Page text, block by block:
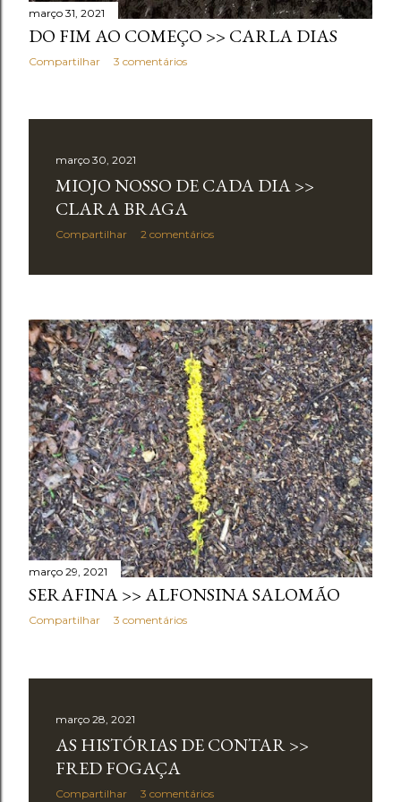
março 31, 2021
DO FIM AO COMEÇO >> CARLA DIAS
Compartilhar 3 comentários
março 30, 2021
MIOJO NOSSO DE CADA DIA >>
CLARA BRAGA
Compartilhar 2 comentários
março 29, 2021
SERAFINA >> ALFONSINA SALOMÃO
Compartilhar 3 comentários
março 28, 2021
AS HISTÓRIAS DE CONTAR >>
FRED FOGAÇA
Compartilhar 3 comentários